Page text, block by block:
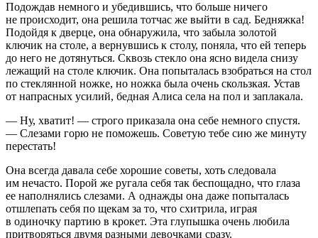
Подождав немного и убедившись, что больше ничего
не происходит, она решила тотчас же выйти в сад. Бедняжка!
Подойдя к дверце, она обнаружила, что забыла золотой
ключик на столе, а вернувшись к столу, поняла, что ей теперь
до него не дотянуться. Сквозь стекло она ясно видела снизу
лежащий на столе ключик. Она попыталась взобраться на стол
по стеклянной ножке, но ножка была очень скользкая. Устав
от напрасных усилий, бедная Алиса села на пол и заплакала.
— Ну, хватит! — строго приказала она себе немного спустя.
— Слезами горю не поможешь. Советую тебе сию же минуту
перестать!
Она всегда давала себе хорошие советы, хоть следовала
им нечасто. Порой же ругала себя так беспощадно, что глаза
ее наполнялись слезами. А однажды она даже попыталась
отшлепать себя по щекам за то, что схитрила, играя
в одиночку партию в крокет. Эта глупышка очень любила
притворяться двумя разными девочками сразу.